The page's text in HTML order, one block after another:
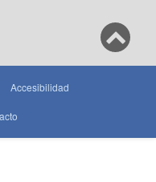
Accesibilidad